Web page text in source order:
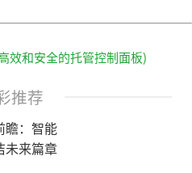
效和安全的托管控制面板)
推荐
瞻：智能
未来篇章